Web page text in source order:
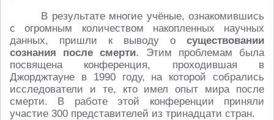
В результате многие учёные, ознакомившись
с огромным количеством накопленных научных
данных, пришли к выводу о существовании
сознания после смерти. Этим проблемам была
посвящена конференция, проходившая в
Джорджтауне в 1990 году, на которой собрались
исследователи и те, кто имел опыт мира после
смерти. В работе этой конференции приняли
участие 300 представителей из тринадцати стран.